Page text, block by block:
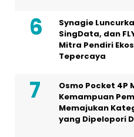
Synagie
SingData, dan
Mitra Pendiri
Tepercaya
Osmo Pocket 4P
Kemampuan
Memajukan
yang Dipelopori